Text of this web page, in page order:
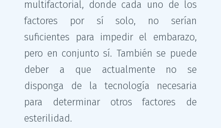
multifactorial, donde cada uno de los
factores por sí solo, no serían
suficientes para impedir el embarazo,
pero en conjunto sí. También se puede
deber a que actualmente no se
disponga de la tecnología necesaria
para determinar otros factores de
esterilidad.